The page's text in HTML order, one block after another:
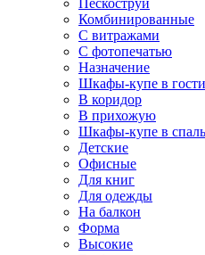
Пескоструй
Комбинированные
С витражами
С фотопечатью
Назначение
Шкафы-купе в
В коридор
В прихожую
Шкафы-купе в
Детские
Офисные
Для книг
Для одежды
На балкон
Форма
Высокие